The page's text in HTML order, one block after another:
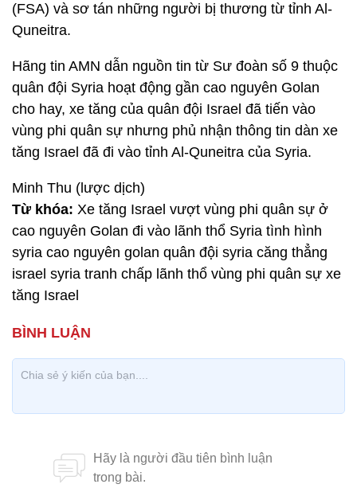
(FSA) và sơ tán những người bị thương từ tỉnh Al-
Quneitra.
Hãng tin AMN dẫn nguồn tin từ Sư đoàn số 9 thuộc
quân đội Syria hoạt động gần cao nguyên Golan
cho hay, xe tăng của quân đội Israel đã tiến vào
vùng phi quân sự nhưng phủ nhận thông tin dàn xe
tăng Israel đã đi vào tỉnh Al-Quneitra của Syria.
Minh Thu (lược dịch)
Từ khóa: Xe tăng Israel vượt vùng phi quân sự ở
cao nguyên Golan đi vào lãnh thổ Syria tình hình
syria cao nguyên golan quân đội syria căng thẳng
israel syria tranh chấp lãnh thổ vùng phi quân sự xe
tăng Israel